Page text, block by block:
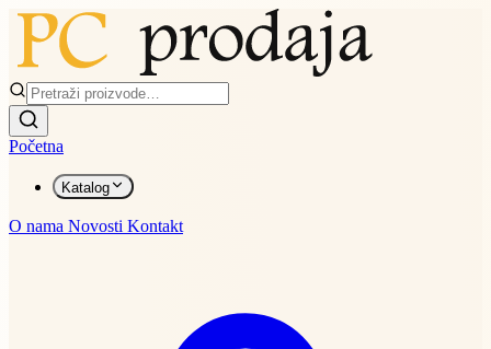
Početna
Katalog
O nama Novosti Kontakt